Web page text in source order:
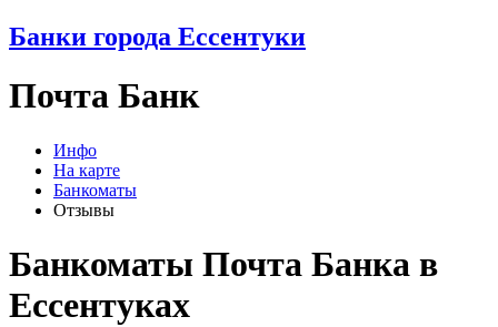
Банки города Ессентуки
Почта Банк
Инфо
На карте
Банкоматы
Отзывы
Банкоматы Почта Банка в
Ессентуках